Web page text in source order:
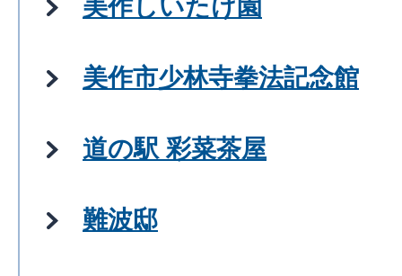
美作しいたけ園
美作市少林寺拳法記念館
道の駅 彩菜茶屋
難波邸